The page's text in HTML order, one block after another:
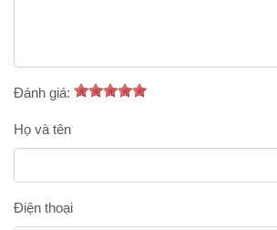
Đánh giá:
Họ và tên
Điện thoại